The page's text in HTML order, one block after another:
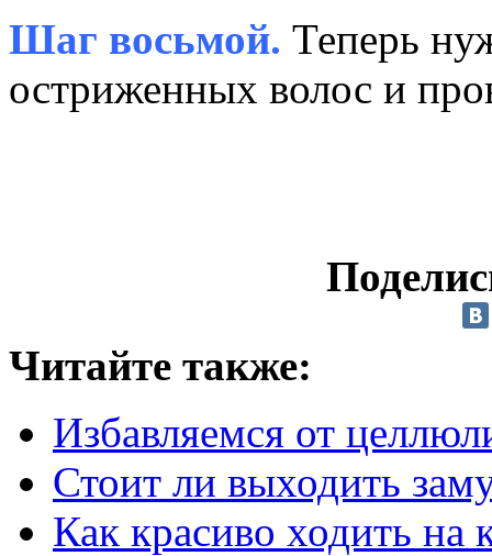
Шаг восьмой. Теперь
остриженных волос и
Читайте также:
Избавляемся от
Стоит ли выходить
Как красиво ходить на